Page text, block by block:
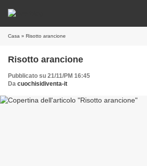
Casa » Risotto arancione
Risotto arancione
Pubblicato su 21/11/PM 16:45
Da cuochisidiventa-it